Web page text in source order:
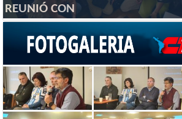
REUNIÓ CON